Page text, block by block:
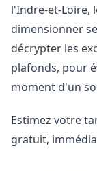
l'Indre-et-Loire,
dimensionner
décrypter les
plafonds, pour
moment d'un
Estimez votre
gratuit,